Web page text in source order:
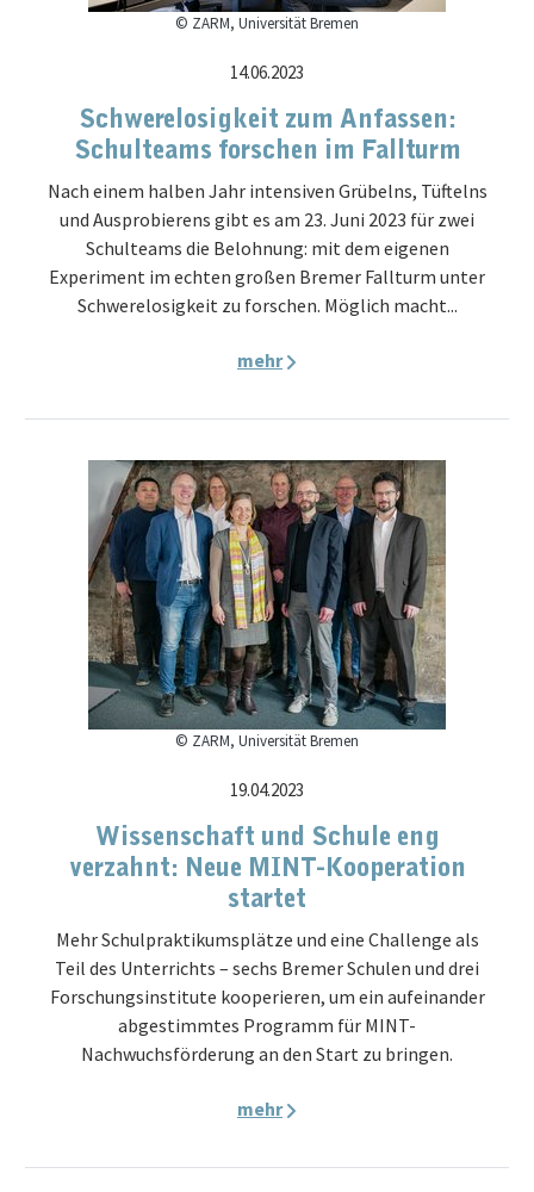
© ZARM, Universität Bremen
14.06.2023
Schwerelosigkeit zum Anfassen:
Schulteams forschen im Fallturm
Nach einem halben Jahr intensiven Grübelns, Tüftelns
und Ausprobierens gibt es am 23. Juni 2023 für zwei
Schulteams die Belohnung: mit dem eigenen
Experiment im echten großen Bremer Fallturm unter
Schwerelosigkeit zu forschen. Möglich macht...
mehr
© ZARM, Universität Bremen
19.04.2023
Wissenschaft und Schule eng
verzahnt: Neue MINT-Kooperation
startet
Mehr Schulpraktikumsplätze und eine Challenge als
Teil des Unterrichts – sechs Bremer Schulen und drei
Forschungsinstitute kooperieren, um ein aufeinander
abgestimmtes Programm für MINT-
Nachwuchsförderung an den Start zu bringen.
mehr